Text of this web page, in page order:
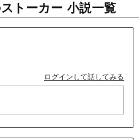
トーカー 小説一覧
ログインして話してみる